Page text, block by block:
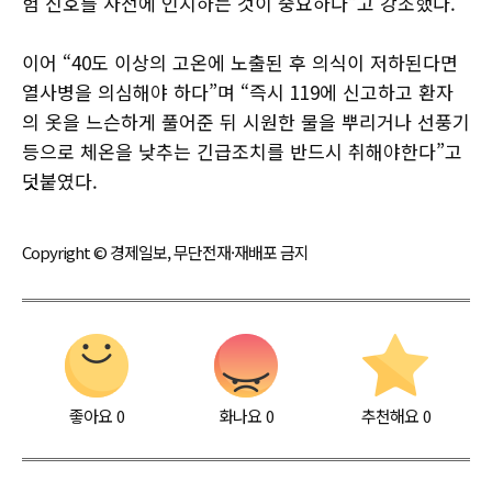
이어 “40도 이상의 고온에 노출된 후 의식이 저하된다면
열사병을 의심해야 하다”며 “즉시 119에 신고하고 환자
의 옷을 느슨하게 풀어준 뒤 시원한 물을 뿌리거나 선풍기
등으로 체온을 낮추는 긴급조치를 반드시 취해야한다”고
덧붙였다.
Copyright © 경제일보, 무단전재·재배포 금지
좋아요0 화나요0 추천해요 0